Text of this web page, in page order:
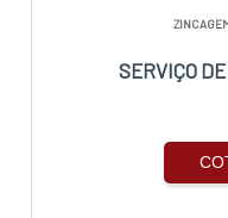
SERVIÇO